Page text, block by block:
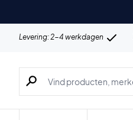
Levering: 2-4 werkdagen
Zoeken naar producten,